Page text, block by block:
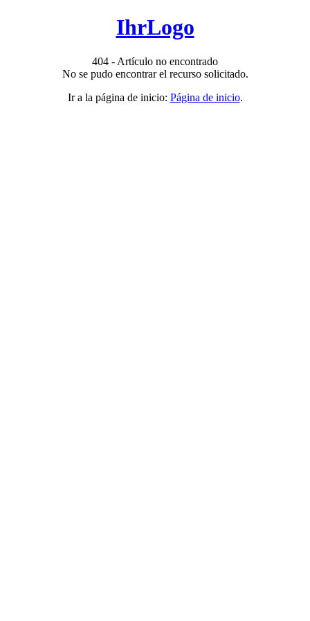
IhrLogo
404 - Artículo no encontrado
No se pudo encontrar el recurso solicitado.
Ir a la página de inicio: Página de inicio.